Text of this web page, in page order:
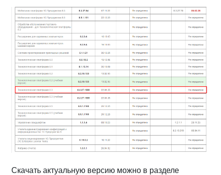
Скачать актуальную версию можно в разделе